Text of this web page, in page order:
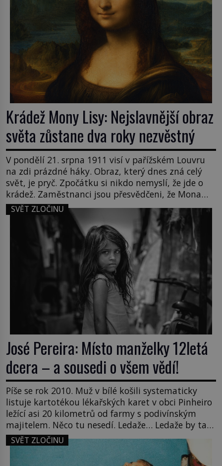
Krádež Mony Lisy: Nejslavnější obraz
světa zůstane dva roky nezvěstný
V pondělí 21. srpna 1911 visí v pařížském Louvru
na zdi prázdné háky. Obraz, který dnes zná celý
svět, je pryč. Zpočátku si nikdo nemyslí, že jde o
krádež. Zaměstnanci jsou přesvědčeni, že Mona
Lisa je jen v restaurátorské dílně nebo u fotografa.
Když se ukáže pravda, propukne jeden z největších
honů na zloděje v […]
SVĚT ZLOČINU
José Pereira: Místo manželky 12letá
dcera – a sousedi o všem vědí!
Píše se rok 2010. Muž v bílé košili systematicky
listuje kartotékou lékařských karet v obci Pinheiro
ležící asi 20 kilometrů od farmy s podivínským
majitelem. Něco tu nesedí. Ledaže… Ledaže by ta
mladá dívka z farmy byla ne manželkou, ale
dcerou – a všechny ty děti byly zplozené v incestu.
Na sociálním odboru jednoho z […]
SVĚT ZLOČINU